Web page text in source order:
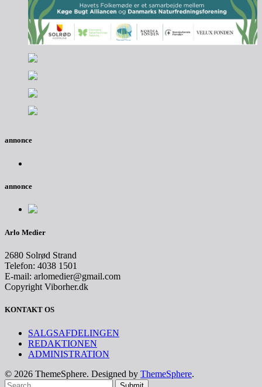
annonce
annonce
Arlo Medier
2680 Solrød Strand
Telefon: 4038 1501
E-mail: arlomedier@gmail.com
Copyright Viborher.dk
KONTAKT OS
SALGSAFDELINGEN
REDAKTIONEN
ADMINISTRATION
© 2026 ThemeSphere. Designed by ThemeSphere.